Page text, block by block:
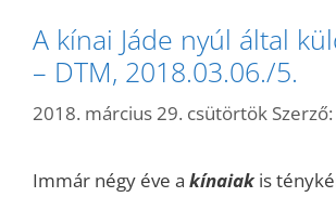
A kínai Jáde nyúl által
– DTM, 2018.03.06./5.
2018. március 29. csütörtök Szerző:
Immár négy éve a kínaiakis